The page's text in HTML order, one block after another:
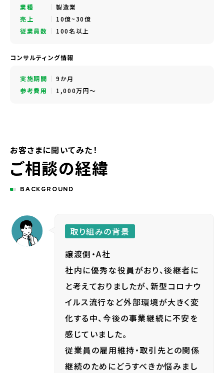
業種
製造業
売上
10億~30億
従業員数
100名以上
コンサルティング情報
実施期間
9か月
参考費用
1,000万円～
お客さまに聞いてみた！
ご相談の経緯
BACKGROUND
取り組みの背景
譲渡側・A社
社内に優秀な役員がおり、後継者に
と考えておりましたが、新型コロナウ
イルス流行など外部環境が大きく変
化する中、今後の事業継続に不安を
感じていました。
従業員の雇用維持・取引先との関係
継続のためにどうすべきか悩みまし